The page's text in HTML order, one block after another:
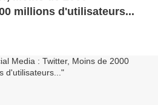
millions d'utilisateurs...